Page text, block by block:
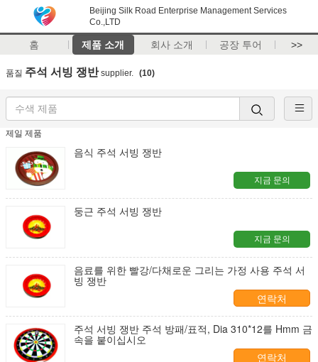
Beijing Silk Road Enterprise Management Services
Co.,LTD
홈 제품 소개 회사 소개 공장 투어 >>
품질 주석 서빙 쟁반supplier. (10)
제일 제품
음식 주석 서빙 쟁반
지금 문의
둥근 주석 서빙 쟁반
지금 문의
음료를 위한 빨강/다채로운 그리는 가정 사용 주석 서
빙 쟁반
연락처
주석 서빙 쟁반 주석 방패/표적, Dia 310*12를 Hmm 금
속을 붙이십시오
연락처